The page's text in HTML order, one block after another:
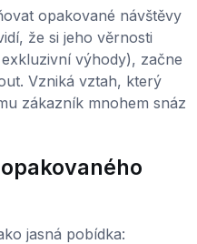
opakované návštěvy
že si jeho věrnosti
výhody), začne
Vzniká vztah, který
zákazník mnohem snáz
jasná pobídka: